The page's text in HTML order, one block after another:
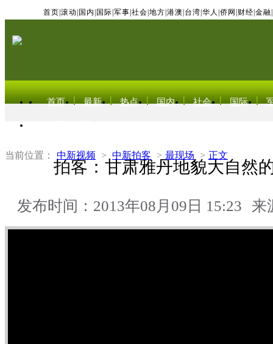
首页 滚动 国内 国际 军事 社会 地方 港澳 台湾 华人 侨网 财经 金融
首页 最新 热点 国内 社会 国际
当前位置： 中新视频 > 中新拍客 > 最现场 > 正文
拍客：甘肃雅丹地貌大自然
发布时间：2013年08月09日 15:23 来